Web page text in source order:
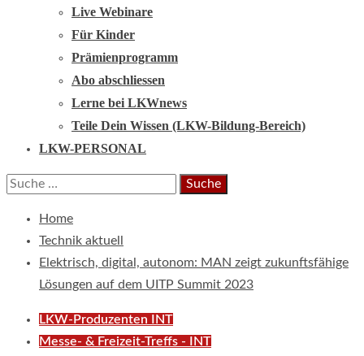
Live Webinare
Für Kinder
Prämienprogramm
Abo abschliessen
Lerne bei LKWnews
Teile Dein Wissen (LKW-Bildung-Bereich)
LKW-PERSONAL
Suche
Home
Technik aktuell
Elektrisch, digital, autonom: MAN zeigt zukunftsfähige
Lösungen auf dem UITP Summit 2023
LKW-Produzenten INT
Messe- & Freizeit-Treffs - INT